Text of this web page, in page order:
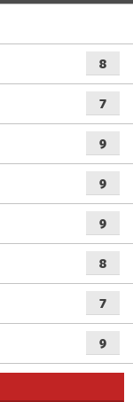
8
7
9
9
9
8
7
9